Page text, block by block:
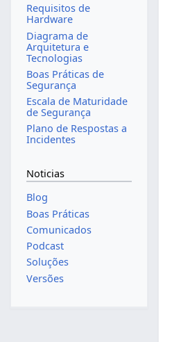
Requisitos de
Hardware
Diagrama de
Arquitetura e
Tecnologias
Boas Práticas de
Segurança
Escala de Maturidade
de Segurança
Plano de Respostas a
Incidentes
Noticias
Blog
Boas Práticas
Comunicados
Podcast
Soluções
Versões